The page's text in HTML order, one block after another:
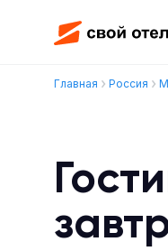
Главная Россия